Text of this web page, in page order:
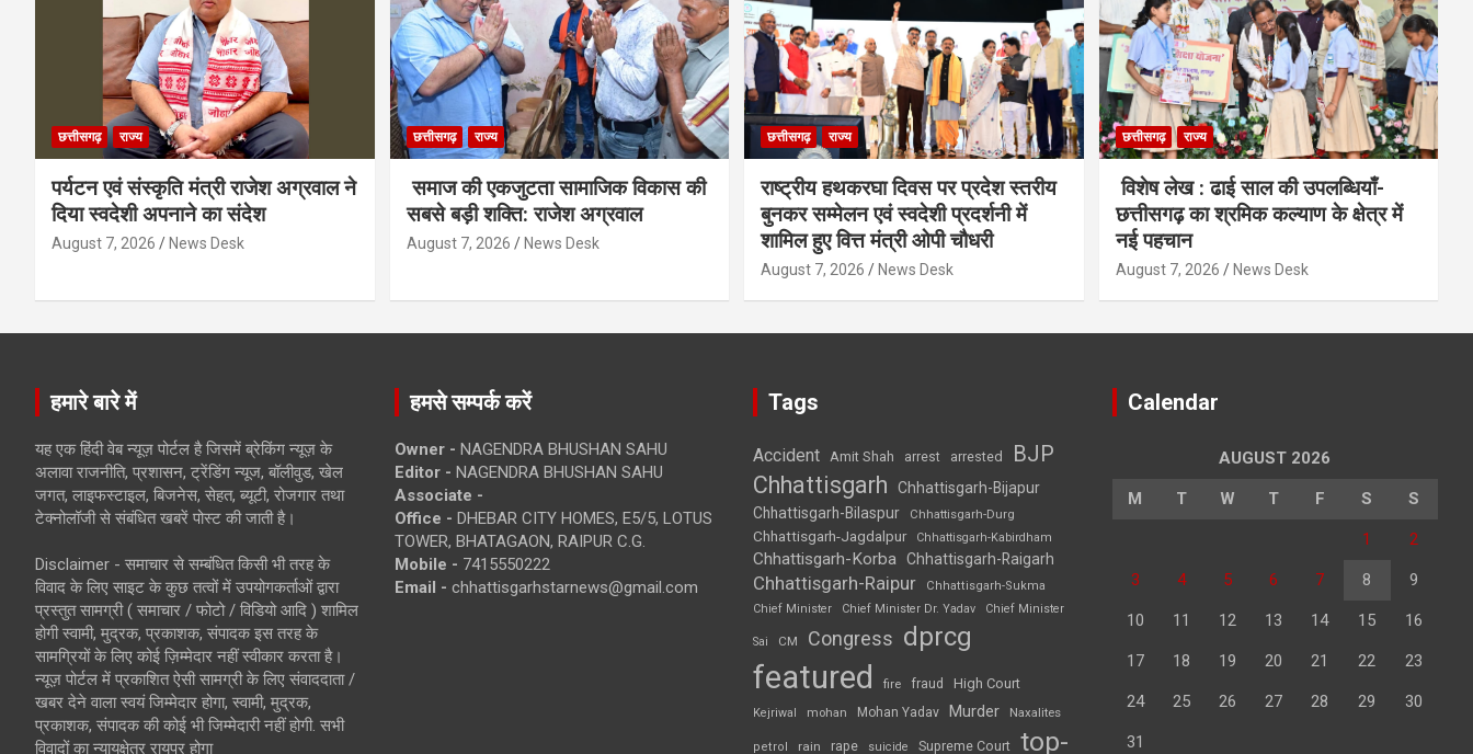
छत्तीसगढ़ राज्य
पर्यटन एवं संस्कृति मंत्री राजेश अग्रवाल ने
दिया स्वदेशी अपनाने का संदेश
August 7, 2026 News Desk
छत्तीसगढ़ राज्य
समाज की एकजुटता सामाजिक विकास की
सबसे बड़ी शक्ति: राजेश अग्रवाल
August 7, 2026 News Desk
छत्तीसगढ़ राज्य
राष्ट्रीय हथकरघा दिवस पर प्रदेश स्तरीय
बुनकर सम्मेलन एवं स्वदेशी प्रदर्शनी में
शामिल हुए वित्त मंत्री ओपी चौधरी
August 7, 2026 News Desk
छत्तीसगढ़ राज्य
विशेष लेख : ढाई साल की उपलब्धियाँ-
छत्तीसगढ़ का श्रमिक कल्याण के क्षेत्र में
नई पहचान
August 7, 2026 News Desk
हमारे बारे में
यह एक हिंदी वेब न्यूज़ पोर्टल है जिसमें ब्रेकिंग न्यूज़ के
अलावा राजनीति, प्रशासन, ट्रेंडिंग न्यूज, बॉलीवुड, खेल
जगत, लाइफस्टाइल, बिजनेस, सेहत, ब्यूटी, रोजगार तथा
टेक्नोलॉजी से संबंधित खबरें पोस्ट की जाती है।
Disclaimer - समाचार से सम्बंधित किसी भी तरह के
विवाद के लिए साइट के कुछ तत्वों में उपयोगकर्ताओं द्वारा
प्रस्तुत सामग्री ( समाचार / फोटो / विडियो आदि ) शामिल
होगी स्वामी, मुद्रक, प्रकाशक, संपादक इस तरह के
सामग्रियों के लिए कोई ज़िम्मेदार नहीं स्वीकार करता है।
न्यूज़ पोर्टल में प्रकाशित ऐसी सामग्री के लिए संवाददाता /
खबर देने वाला स्वयं जिम्मेदार होगा, स्वामी, मुद्रक,
प्रकाशक, संपादक की कोई भी जिम्मेदारी नहीं होगी. सभी
विवादों का न्यायक्षेत्र रायपुर होगा
हमसे सम्पर्क करें
Owner - NAGENDRA BHUSHAN SAHU
Editor - NAGENDRA BHUSHAN SAHU
Associate -
Office - DHEBAR CITY HOMES, E5/5, LOTUS
TOWER, BHATAGAON, RAIPUR C.G.
Mobile - 7415550222
Email - chhattisgarhstarnews@gmail.com
Tags
Accident Amit Shah arrest arrested BJP
Chhattisgarh
Chhattisgarh-Bijapur
Chhattisgarh-Bilaspur
Chhattisgarh-Durg
Chhattisgarh-Jagdalpur Chhattisgarh-Kabirdham
Chhattisgarh-Korba Chhattisgarh-Raigarh
Chhattisgarh-Raipur
Chhattisgarh-Sukma
Chief Minister
Chief Minister Dr. Yadav Chief Minister
Sai CM Congress dprcg
featured fire fraud High Court
Kejriwal mohan Mohan Yadav Murder Naxalites
petrol rain rape suicide Supreme Court top-
Calendar
AUGUST 2026
M T W T F S S
1 2
3 4 5 6 7 8 9
10 11 12 13 14 15 16
17 18 19 20 21 22 23
24 25 26 27 28 29 30
31